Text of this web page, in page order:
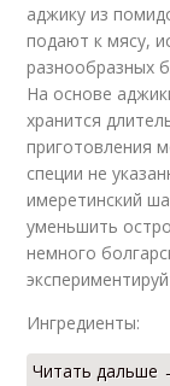
аджику из
подают к мясу,
разнообразных
На основе
хранится
приготовления
специи не
имеретинский
уменьшить
немного
Ингредиенты:
Читать дальше